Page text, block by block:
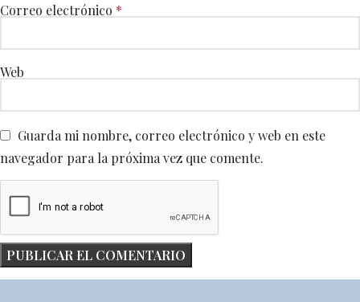
Correo electrónico *
Web
Guarda mi nombre, correo electrónico y web en este
navegador para la próxima vez que comente.